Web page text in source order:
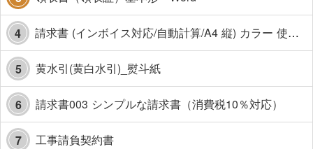
4 請求書 (インボイス対応/自動計算/A4 縦) カラー 使い方解説あり
5 黄水引(黄白水引)_熨斗紙
6 請求書003 シンプルな請求書（消費税10％対応）
7 工事請負契約書